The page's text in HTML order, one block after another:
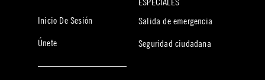
Inicio De Sesión
Únete
Salida de emergencia
Seguridad ciudadana